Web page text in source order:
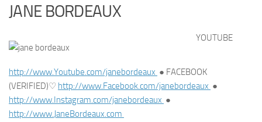
JANE BORDEAUX
YOUTUBE
http://www.Youtube.com/janebordeaux ● FACEBOOK
(VERIFIED)♡ http://www.Facebook.com/janebordeaux ●
http://www.Instagram.com/janebordeaux ●
http://www.JaneBordeaux.com